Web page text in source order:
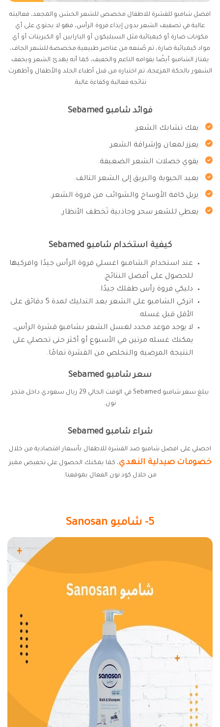
افضل شامبو للقشرة للاطفال مخصص للشعر الخشن والمجعد، فعاليته
عالية في تصفيف الشعر بدون إيذاء فروة الرأس، فهو لا يحتوي على أي
مكونات ضارة أو كيميائية مثل السيليكون أو البارابين أو الكبريتات أو أي
مواد كيميائية ضارة، تم صُنعه من عناصر طبيعية مخصصة للشعر الجاف،
يمتاز الشامبو أيضًا بقوامه الناعم والخفيف، كما أنه يهدئ الشعر ويخفف
الشعور بالحكة المزعجة، تم اختباره من قبل أطباء الجلد والأطفال وأظهرت
نتائجه فعالية وكفاءة عالية.
فوائد شامبو Sebamed
يفك تشابك الشعر.
يعزز لمعان وإشراقة الشعر.
يقوي خصلات الشعر الضعيفة.
يعيد الحيوية والبريق إلى الشعر التالف.
يزيل كافة الأوساخ والشوائب من فروة الشعر.
يعطي للشعر سحر وجاذبية تَخطف الأنظار.
كيفية استخدام شامبو Sebamed
عند استخدام الشامبو اغسلي فروة الرأس جيدًا وافركيها
للحصول على أفضل النتائج.
دليكي فروة رأس طفلك جيدًا.
اتركي الشامبو على الشعر بعد التدليك لمدة 5 دقائق على
الأقل قبل غسله.
لا يوجد موعد محدد لغسل الشعر بشامبو قشرة الرأس،
يمكنك غسله مرتين في الأسبوع أو أكثر حتى تحصلي على
النتيجة المرضية والتخلص من القشرة تمامًا.
سعر شامبو Sebamed
يبلغ سعر شامبو Sebamed في الوقت الحالي 29 ريال سعودي داخل متجر
نون.
شراء شامبو Sebamed
احصلي على افضل شامبو ضد القشرة للاطفال بأسعار اقتصادية من خلال
خصومات صيدلية النهدي، كما يمكنك الحصول على تخفيض مميز
من خلال كود نون الفعال بموقعنا.
5- شامبو Sanosan